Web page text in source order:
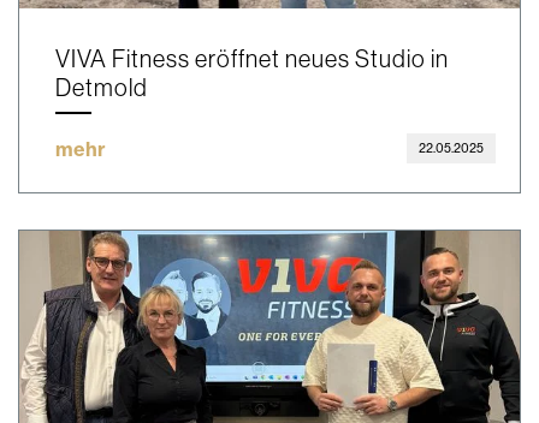
VIVA Fitness eröffnet neues Studio in
Detmold
mehr 22.05.2025